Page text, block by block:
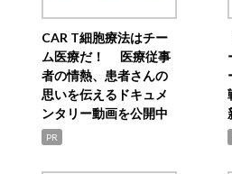
CAR T細胞療法はチー
ム医療だ！ 医療従事
者の情熱、患者さんの
思いを伝えるドキュメ
ンタリー動画を公開中
PR